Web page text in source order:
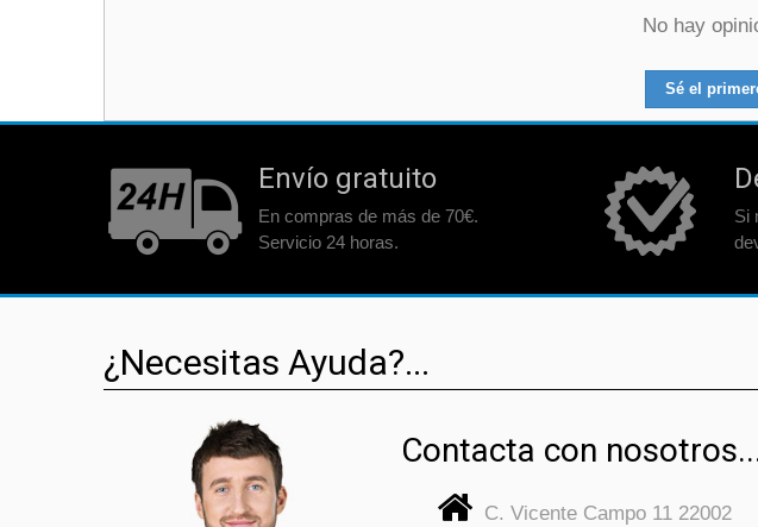
No hay
Sé el
Envío gratuito
En compras de más de 70€.
Servicio 24 horas.
Si
¿Necesitas Ayuda?...
Contacta con
C. Vicente Campo 11 22002